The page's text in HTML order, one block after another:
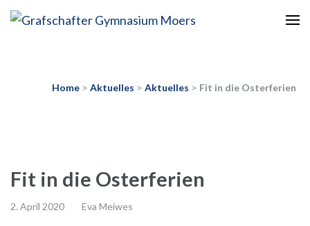
Home > Aktuelles > Aktuelles > Fit in die Osterferien
Fit in die Osterferien
2. April 2020 Eva Meiwes